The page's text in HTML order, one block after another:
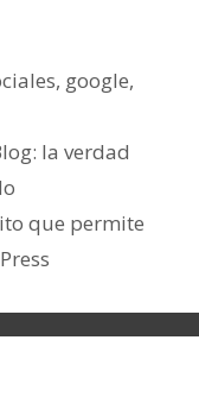
, google,
la verdad
que permite